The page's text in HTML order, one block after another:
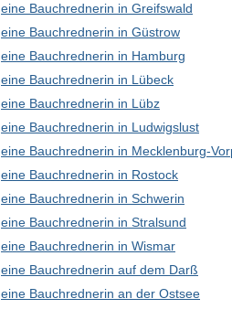
eine Bauchrednerin in Greifswald
eine Bauchrednerin in Güstrow
eine Bauchrednerin in Hamburg
eine Bauchrednerin in Lübeck
eine Bauchrednerin in Lübz
eine Bauchrednerin in Ludwigslust
eine Bauchrednerin in Mecklenburg-
eine Bauchrednerin in Rostock
eine Bauchrednerin in Schwerin
eine Bauchrednerin in Stralsund
eine Bauchrednerin in Wismar
eine Bauchrednerin auf dem Darß
eine Bauchrednerin an der Ostsee